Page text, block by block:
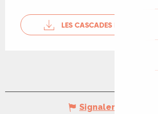
LES CASCADES PERDUES
Signaler une erreur